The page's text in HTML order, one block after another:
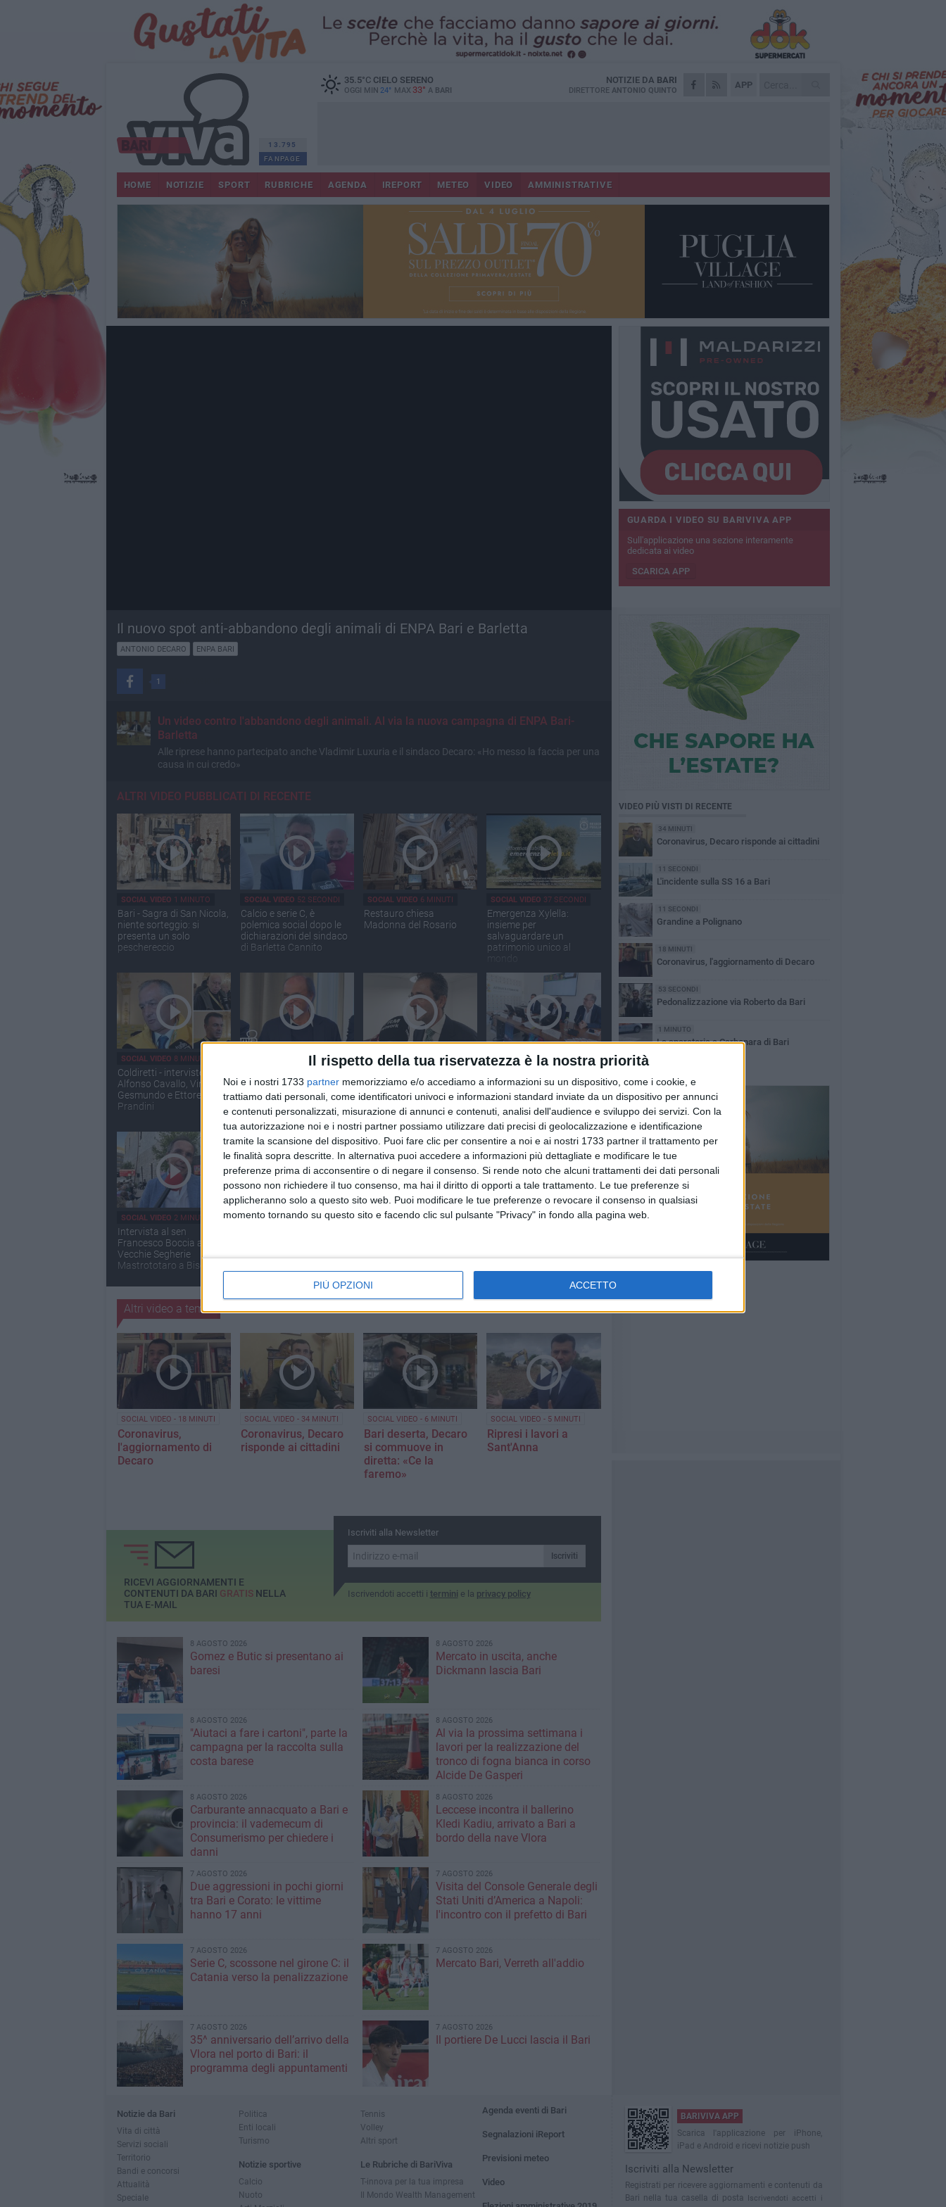
Il rispetto della tua riservatezza è la nostra priorità
Noi e i nostri 1733 partner memorizziamo e/o accediamo a informazioni su un dispositivo, come i cookie, e
trattiamo dati personali, come identificatori univoci e informazioni standard inviate da un dispositivo per annunci
e contenuti personalizzati, misurazione di annunci e contenuti, analisi dell'audience e sviluppo dei servizi. Con la
tua autorizzazione noi e i nostri partner possiamo utilizzare dati precisi di geolocalizzazione e identificazione
tramite la scansione del dispositivo. Puoi fare clic per consentire a noi e ai nostri 1733 partner il trattamento per
le finalità sopra descritte. In alternativa puoi accedere a informazioni più dettagliate e modificare le tue
preferenze prima di acconsentire o di negare il consenso. Si rende noto che alcuni trattamenti dei dati personali
possono non richiedere il tuo consenso, ma hai il diritto di opporti a tale trattamento. Le tue preferenze si
applicheranno solo a questo sito web. Puoi modificare le tue preferenze o revocare il consenso in qualsiasi
momento tornando su questo sito e facendo clic sul pulsante "Privacy" in fondo alla pagina web.
PIÙ OPZIONI ACCETTO
13.795
FANPAGE
35.5°CCIELO SERENO
OGGI MIN 24° MAX 33° A BARI
APP
NOTIZIE DA BARI
DIRETTORE ANTONIO QUINTO
HOME NOTIZIE SPORT RUBRICHE AGENDA IREPORT METEO VIDEO AMMINISTRATIVE
Il nuovo spot anti-abbandono degli animali di ENPA Bari e Barletta
ANTONIO DECARO ENPA BARI
1
Un video contro l'abbandono degli animali. Al via la nuova campagna di ENPA Bari-
Barletta
Alle riprese hanno partecipato anche Vladimir Luxuria e il sindaco Decaro: «Ho messo la faccia per una
causa in cui credo»
ALTRI VIDEO PUBBLICATI DI RECENTE
SOCIAL VIDEO 1 MINUTO
Bari - Sagra di San Nicola,
niente sorteggio: si
presenta un solo
peschereccio
SOCIAL VIDEO 52 SECONDI
Calcio e serie C, è
polemica social dopo le
dichiarazioni del sindaco
di Barletta Cannito
SOCIAL VIDEO 6 MINUTI
Restauro chiesa
Madonna del Rosario
SOCIAL VIDEO 37 SECONDI
Emergenza Xylella:
insieme per
salvaguardare un
patrimonio unico al
SOCIAL VIDEO 8 MINUTI
Coldiretti - interviste a
Alfonso Cavallo, Vincenzo
Gesmundo e Ettore
Prandini
3 MINUTI
Lobuono, candidato del
centro destra a
Presidente della Regione
Puglia
SOCIAL VIDEO2 MINUTI
conferenza di saluto da
rettore
SOCIAL VIDEO2 MINUTI
del progetto "Gli
ScacciaRischi" alla Fiera
del Levante
SOCIAL VIDEO 2 MINUTI
Intervista al sen
Francesco Boccia alle
Vecchie Segherie
Mastrototaro a Bisceglie
SOCIAL VIDEO2 MINUTI SOCIAL VIDEO2 MINUTI SOCIAL VIDEO1 MINUTO
Altri video a tema
SOCIAL VIDEO - 18 MINUTI
Coronavirus,
l'aggiornamento di
Decaro
SOCIAL VIDEO - 34 MINUTI
Coronavirus, Decaro
risponde ai cittadini
SOCIAL VIDEO - 6 MINUTI
Bari deserta, Decaro
si commuove in
diretta: «Ce la
faremo»
SOCIAL VIDEO - 5 MINUTI
Ripresi i lavori a
Sant'Anna
Iscriviti alla Newsletter
Iscriviti
Iscrivendoti accetti i termini e la privacy policy
RICEVI AGGIORNAMENTI E
CONTENUTI DA BARI GRATISNELLA
TUA E-MAIL
8 AGOSTO 2026
Gomez e Butic si presentano ai
baresi
8 AGOSTO 2026
Mercato in uscita, anche
Dickmann lascia Bari
8 AGOSTO 2026
"Aiutaci a fare i cartoni", parte la
campagna per la raccolta sulla
costa barese
8 AGOSTO 2026
Al via la prossima settimana i
lavori per la realizzazione del
tronco di fogna bianca in corso
Alcide De Gasperi
8 AGOSTO 2026
Carburante annacquato a Bari e
provincia: il vademecum di
Consumerismo per chiedere i
danni
8 AGOSTO 2026
Leccese incontra il ballerino
Kledi Kadiu, arrivato a Bari a
bordo della nave Vlora
7 AGOSTO 2026
Due aggressioni in pochi giorni
tra Bari e Corato: le vittime
hanno 17 anni
7 AGOSTO 2026
Visita del Console Generale degli
Stati Uniti d’America a Napoli:
l'incontro con il prefetto di Bari
7 AGOSTO 2026
Serie C, scossone nel girone C: il
Catania verso la penalizzazione
7 AGOSTO 2026
Mercato Bari, Verreth all'addio
7 AGOSTO 2026
35^ anniversario dell’arrivo della
Vlora nel porto di Bari: il
programma degli appuntamenti
7 AGOSTO 2026
Il portiere De Lucci lascia il Bari
GUARDA I VIDEO SU BARIVIVA APP
Sull'applicazione una sezione interamente
dedicata ai video
SCARICA APP
VIDEO PIÙ VISTI DI RECENTE
34 MINUTI
Coronavirus, Decaro risponde ai cittadini
11 SECONDI
L'incidente sulla SS 16 a Bari
11 SECONDI
Grandine a Polignano
18 MINUTI
Coronavirus, l'aggiornamento di Decaro
53 SECONDI
Pedonalizzazione via Roberto da Bari
1 MINUTO
La sparatoria a Carbonara di Bari
Notizie da Bari
Vita di città
Servizi sociali
Territorio
Bandi e concorsi
Attualità
Speciale
Politica
Enti locali
Turismo
Notizie sportive
Calcio
Nuoto
Tennis
Volley
Altri sport
Le Rubriche di BariViva
T-innova per la tua impresa
Il Mondo Wealth Management
Agenda eventi di Bari
Segnalazioni iReport
Previsioni meteo
Video
BARIVIVA APP
Scarica l'applicazione per iPhone,
iPad e Android e ricevi notizie push
Iscriviti alla Newsletter
Registrati per ricevere aggiornamenti e contenuti da
Bari nella tua casella di posta
Iscrivendoti accetti i